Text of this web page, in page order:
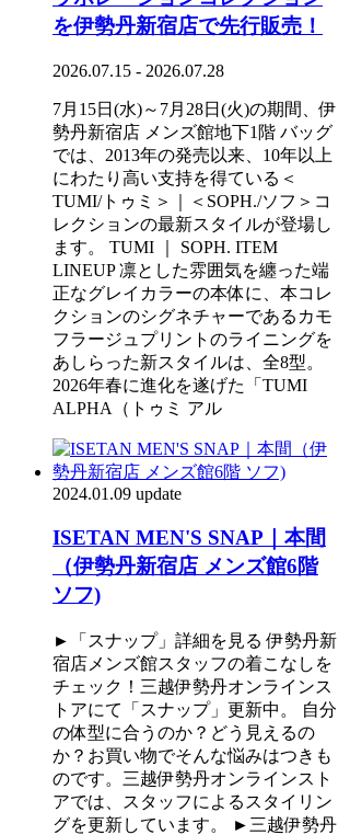
を伊勢丹新宿店で先行販売！
2026.07.15 - 2026.07.28
7月15日(水)～7月28日(火)の期間、伊
勢丹新宿店 メンズ館地下1階 バッグ
では、2013年の発売以来、10年以上
にわたり高い支持を得ている＜
TUMI/トゥミ＞｜＜SOPH./ソフ＞コ
レクションの最新スタイルが登場し
ます。 TUMI ｜ SOPH. ITEM
LINEUP 凛とした雰囲気を纏った端
正なグレイカラーの本体に、本コレ
クションのシグネチャーであるカモ
フラージュプリントのライニングを
あしらった新スタイルは、全8型。
2026年春に進化を遂げた「TUMI
ALPHA（トゥミ アル
2024.01.09 update
ISETAN MEN'S SNAP｜本間
（伊勢丹新宿店 メンズ館6階
ソフ)
►「スナップ」詳細を見る 伊勢丹新
宿店メンズ館スタッフの着こなしを
チェック！三越伊勢丹オンラインス
トアにて「スナップ」更新中。 自分
の体型に合うのか？どう見えるの
か？お買い物でそんな悩みはつきも
のです。三越伊勢丹オンラインスト
アでは、スタッフによるスタイリン
グを更新しています。 ►三越伊勢丹